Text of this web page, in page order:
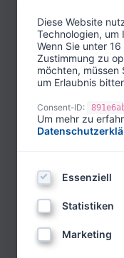
Если у вас есть
на печатную
пожалуйста,
Ваше имя
Ваш адрес
Ваше сообщение
Diese Website
Technologien, um
Wenn Sie unter
Zustimmung zu
möchten, müssen
um Erlaubnis
Consent-ID:
Um mehr zu
Essenziell
Statistiken
Marketing